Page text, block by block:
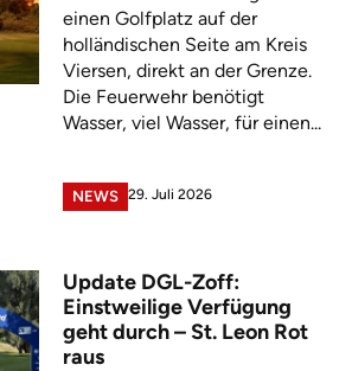
einen Golfplatz auf der
holländischen Seite am Kreis
Viersen, direkt an der Grenze.
Die Feuerwehr benötigt
Wasser, viel Wasser, für einen...
NEWS 29. Juli 2026
Update DGL-Zoff:
Einstweilige Verfügung
geht durch – St. Leon Rot
raus